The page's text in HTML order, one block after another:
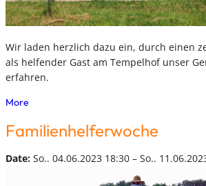
Wir laden herzlich dazu ein, durch einen
als helfender Gast am Tempelhof unser
erfahren.
More
Familienhelferwoche
Date: So.. 04.06.2023 18:30 – So..